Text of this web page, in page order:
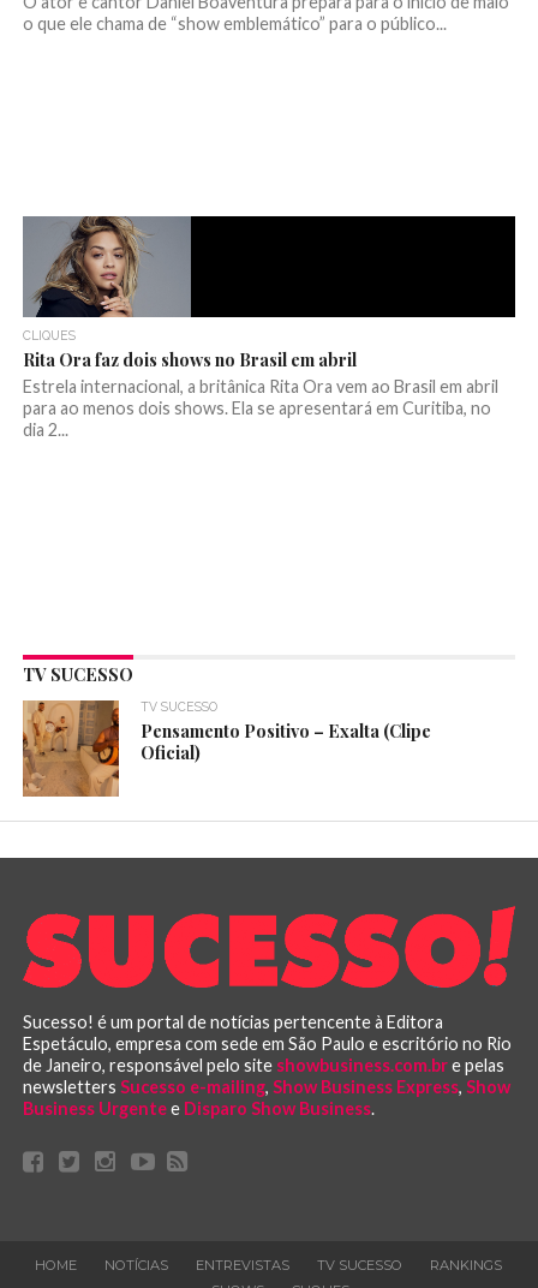
o que ele chama de “show emblemático” para o público...
CLIQUES
Rita Ora faz dois shows no Brasil em abril
Estrela internacional, a britânica Rita Ora vem ao Brasil em abril
para ao menos dois shows. Ela se apresentará em Curitiba, no
dia 2...
TV SUCESSO
TV SUCESSO
Pensamento Positivo – Exalta (Clipe
Oficial)
Sucesso! é um portal de notícias pertencente à Editora
Espetáculo, empresa com sede em São Paulo e escritório no Rio
de Janeiro, responsável pelo site showbusiness.com.bre pelas
newsletters Sucesso e-mailing, Show Business Express, Show
Business Urgentee Disparo Show Business.
HOME NOTÍCIAS ENTREVISTAS TV SUCESSO
RANKINGS